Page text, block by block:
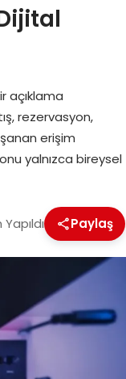
açıklama
rezervasyon,
erişim
yalnızca bireysel
Paylaş